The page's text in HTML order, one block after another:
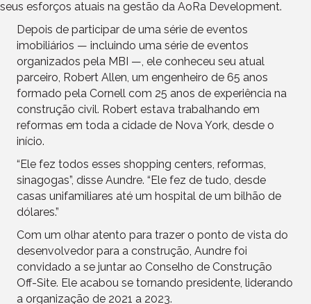
seus esforços atuais na gestão da AoRa Development.
Depois de participar de uma série de eventos
imobiliários — incluindo uma série de eventos
organizados pela MBI —, ele conheceu seu atual
parceiro, Robert Allen, um engenheiro de 65 anos
formado pela Cornell com 25 anos de experiência na
construção civil. Robert estava trabalhando em
reformas em toda a cidade de Nova York, desde o
início.
“Ele fez todos esses shopping centers, reformas,
sinagogas”, disse Aundre. “Ele fez de tudo, desde
casas unifamiliares até um hospital de um bilhão de
dólares.”
Com um olhar atento para trazer o ponto de vista do
desenvolvedor para a construção, Aundre foi
convidado a se juntar ao Conselho de Construção
Off-Site. Ele acabou se tornando presidente, liderando
a organização de 2021 a 2023.